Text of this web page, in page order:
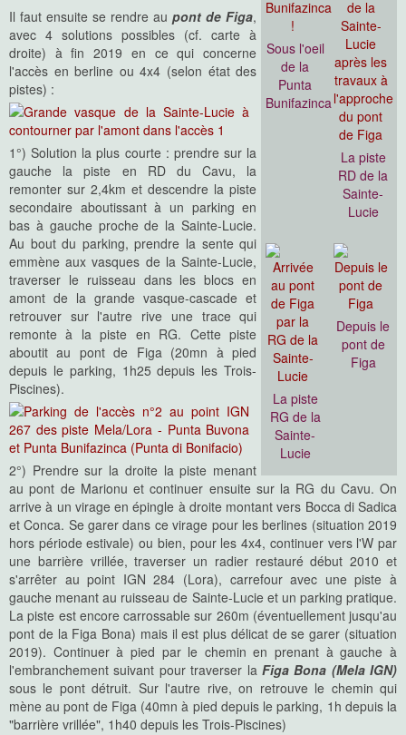
Sous l'oeil
de la
Punta
Bunifazinca
La piste
RD de la
Sainte-
Lucie
La piste
RG de la
Sainte-
Lucie
Depuis le
pont de
Figa
Il faut ensuite se rendre aupont de Figa,
avec 4 solutions possibles (cf. carte à
droite) à fin 2019 en ce qui concerne
l'accès en berline ou 4x4 (selon état des
pistes) :
1°) Solution la plus courte : prendre sur la
gauche la piste en RD du Cavu, la
remonter sur 2,4km et descendre la piste
secondaire aboutissant à un parking en
bas à gauche proche de la Sainte-Lucie.
Au bout du parking, prendre la sente qui
emmène aux vasques de la Sainte-Lucie,
traverser le ruisseau dans les blocs en
amont de la grande vasque-cascade et
retrouver sur l'autre rive une trace qui
remonte à la piste en RG. Cette piste
aboutit au pont de Figa (20mn à pied
depuis le parking, 1h25 depuis les Trois-
Piscines).
2°) Prendre sur la droite la piste menant
au pont de Marionu et continuer ensuite sur la RG du Cavu. On
arrive à un virage en épingle à droite montant vers Bocca di Sadica
et Conca. Se garer dans ce virage pour les berlines (situation 2019
hors période estivale) ou bien, pour les 4x4, continuer vers l'W par
une barrière vrillée, traverser un radier restauré début 2010 et
s'arrêter au point IGN 284 (Lora), carrefour avec une piste à
gauche menant au ruisseau de Sainte-Lucie et un parking pratique.
La piste est encore carrossable sur 260m (éventuellement jusqu'au
pont de la Figa Bona) mais il est plus délicat de se garer (situation
2019). Continuer à pied par le chemin en prenant à gauche à
l'embranchement suivant pour traverser la Figa Bona (Mela IGN)
sous le pont détruit. Sur l'autre rive, on retrouve le chemin qui
mène au pont de Figa (40mn à pied depuis le parking, 1h depuis la
"barrière vrillée", 1h40 depuis les Trois-Piscines)